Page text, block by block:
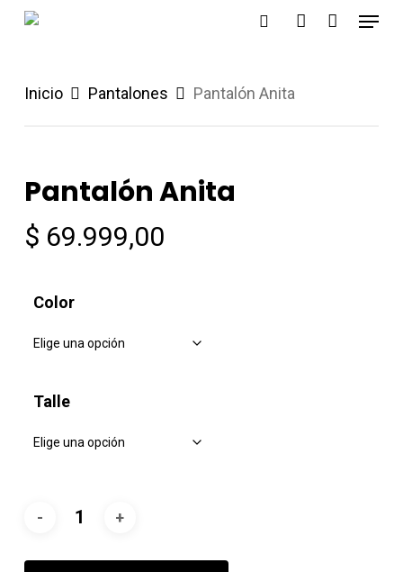
Skip
content
Menu
Inicio Pantalones Pantalón Anita
Pantalón Anita
$ 69.999,00
Color
Talle